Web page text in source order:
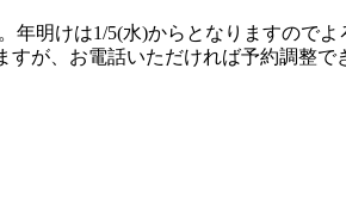
年明けは1/5(水)からとなりますので
すが、お電話いただければ予約調整で